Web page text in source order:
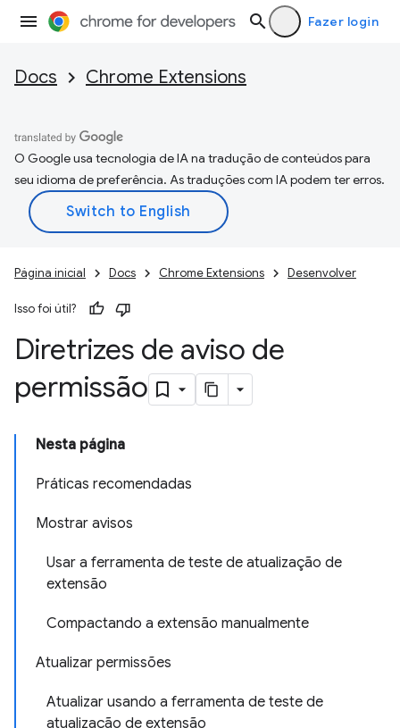
Fazer login
Docs Chrome Extensions
O Google usa tecnologia de IA na tradução de conteúdos para
seu idioma de preferência. As traduções com IA podem ter erros.
Página inicial Docs Chrome Extensions Desenvolver
Isso foi útil?
Diretrizes de aviso de
permissão
Nesta página
Práticas recomendadas
Mostrar avisos
Usar a ferramenta de teste de atualização de
extensão
Compactando a extensão manualmente
Atualizar permissões
Atualizar usando a ferramenta de teste de
atualização de extensão